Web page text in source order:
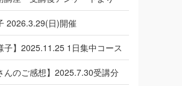
2026.3.29(日)開催
子】2025.11.25 1日集中コース
んのご感想】2025.7.30受講分